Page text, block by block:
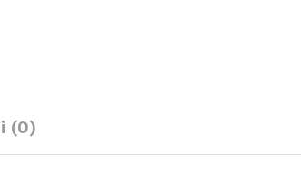
(0)